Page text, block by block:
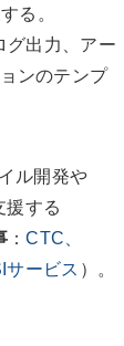
る。
グ出力、アー
ンのテンプ
ル開発や
援する
：CTC、
サービス ）。